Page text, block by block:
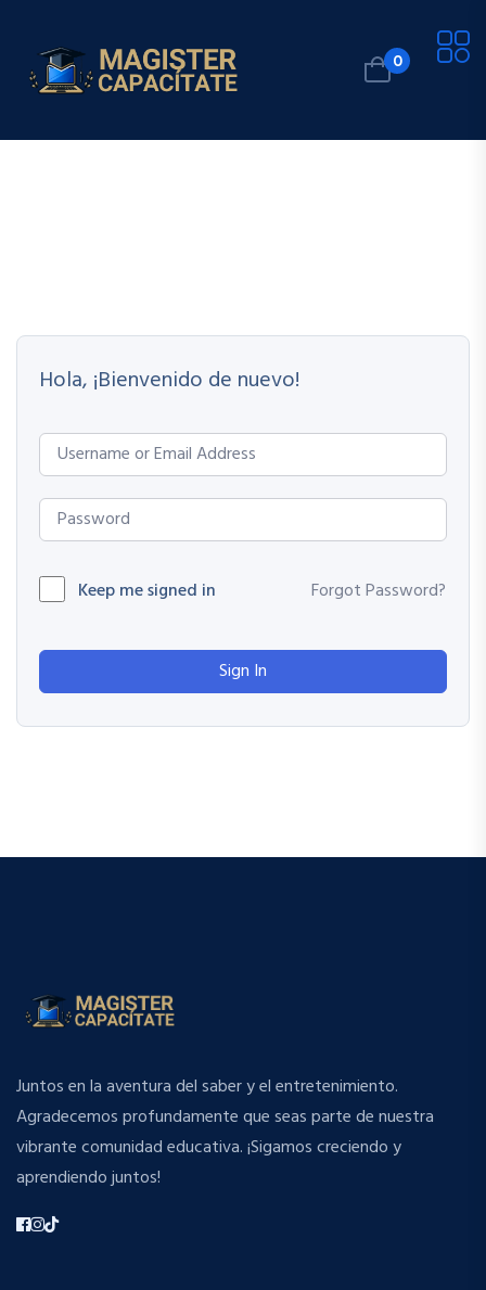
0
Hola, ¡Bienvenido de nuevo!
Keep me signed in Forgot Password?
Sign In
Juntos en la aventura del saber y el entretenimiento.
Agradecemos profundamente que seas parte de nuestra
vibrante comunidad educativa. ¡Sigamos creciendo y
aprendiendo juntos!